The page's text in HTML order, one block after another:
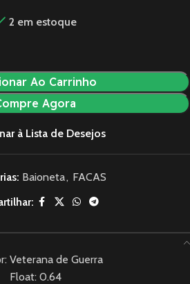
2 em estoque
Ao Carrinho
Agora
à Lista de Desejos
Baioneta, FACAS
Veterana de Guerra
Float: 0.64